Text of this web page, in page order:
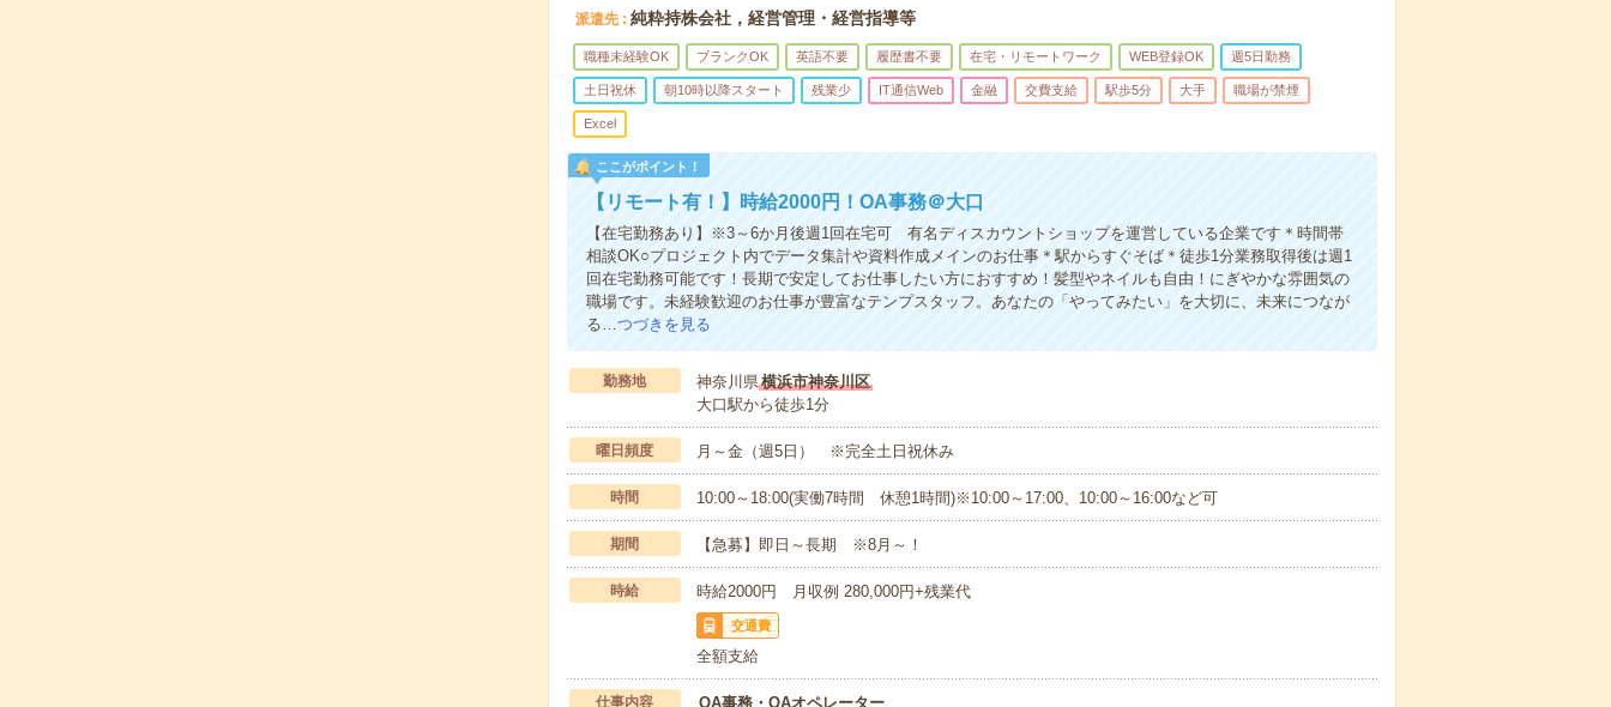
派遣先 純粋持株会社，経営管理・経営指導等
職種未経験OK ブランクOK 英語不要 履歴書不要 在宅・リモートワーク WEB登録OK 週5日勤務
土日祝休 朝10時以降スタート 残業少 IT通信Web 金融 交費支給 駅歩5分 大手 職場が禁煙
Excel
ここがポイント！
【リモート有！】時給2000円！OA事務＠大口
【在宅勤務あり】※3～6か月後週1回在宅可 有名ディスカウントショップを運営している企業です＊時間帯
相談OK○プロジェクト内でデータ集計や資料作成メインのお仕事＊駅からすぐそば＊徒歩1分業務取得後は週1
回在宅勤務可能です！長期で安定してお仕事したい方におすすめ！髪型やネイルも自由！にぎやかな雰囲気の
職場です。未経験歓迎のお仕事が豊富なテンプスタッフ。あなたの「やってみたい」を大切に、未来につなが
る…つづきを見る
勤務地 神奈川県横浜市神奈川区
大口駅から徒歩1分
曜日頻度 月～金（週5日） ※完全土日祝休み
時間 10:00～18:00(実働7時間 休憩1時間)※10:00～17:00、10:00～16:00など可
期間 【急募】即日～長期 ※8月～！
時給 時給2000円 月収例 280,000円+残業代
交通費
全額支給
仕事内容 OA事務・OAオペレーター